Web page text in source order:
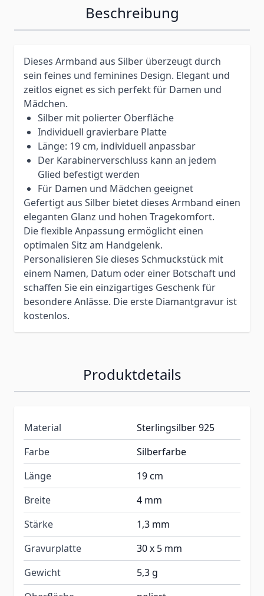
Beschreibung
Dieses Armband aus Silber überzeugt durch
sein feines und feminines Design. Elegant und
zeitlos eignet es sich perfekt für Damen und
Mädchen.
Silber mit polierter Oberfläche
Individuell gravierbare Platte
Länge: 19 cm, individuell anpassbar
Der Karabinerverschluss kann an jedem
Glied befestigt werden
Für Damen und Mädchen geeignet
Gefertigt aus Silber bietet dieses Armband einen
eleganten Glanz und hohen Tragekomfort.
Die flexible Anpassung ermöglicht einen
optimalen Sitz am Handgelenk.
Personalisieren Sie dieses Schmuckstück mit
einem Namen, Datum oder einer Botschaft und
schaffen Sie ein einzigartiges Geschenk für
besondere Anlässe. Die erste Diamantgravur ist
kostenlos.
Produktdetails
Material
Sterlingsilber 925
Farbe
Silberfarbe
Länge
19 cm
Breite
4 mm
Stärke
1,3 mm
Gravurplatte
30 x 5 mm
Gewicht
5,3 g